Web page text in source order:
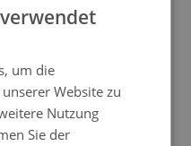
um die
Website zu
Nutzung
Sie der